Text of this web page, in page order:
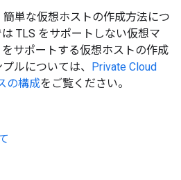
単な仮想ホストの作成方法につ
TLS をサポートしない仮想マ
サポートする仮想ホストの作成
ルについては、 Private Cloud
の構成をご覧ください。